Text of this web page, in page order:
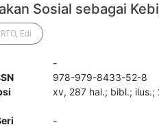
Sosial sebagai
Edi
-
978-979-8433-52-8
xv, 287 hal.; bibl.; ilus.;
-